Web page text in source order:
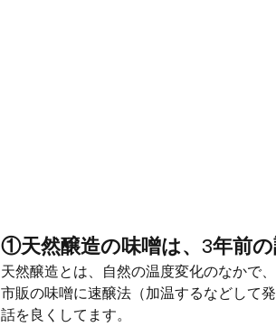
①天然醸造の味噌は、3年前
天然醸造とは、自然の温度変化のなかで
市販の味噌に速醸法（加温するなどして
話を良くしてます。